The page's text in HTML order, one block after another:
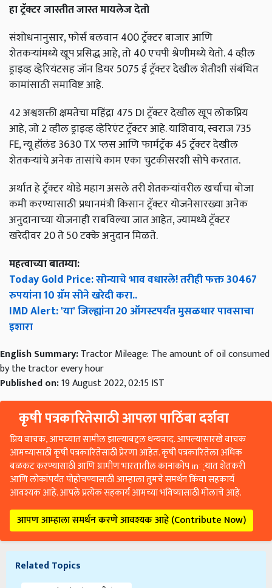
हा ट्रॅक्टर जास्तीत जास्त मायलेज देतो
संशोधनानुसार, फोर्स बलवान 400 ट्रॅक्टर बाजार आणि
शेतकऱ्यांमध्ये खूप प्रसिद्ध आहे, तो 40 एचपी श्रेणीमध्ये येतो. 4 व्हील
ड्राइव्ह व्हेरियंटसह जॉन डियर 5075 ई ट्रॅक्टर देखील शेतीशी संबंधित
कामांसाठी समाविष्ट आहे.
42 अश्वशक्ती क्षमतेचा महिंद्रा 475 DI ट्रॅक्टर देखील खूप लोकप्रिय
आहे, जो 2 व्हील ड्राइव्ह व्हेरिएंट ट्रॅक्टर आहे. याशिवाय, स्वराज 735
FE, न्यू हॉलंड 3630 TX प्लस आणि फार्मट्रॅक 45 ट्रॅक्टर देखील
शेतकर्‍यांचे अनेक तासांचे काम एका चुटकीसरशी सोपे करतात.
अर्थात हे ट्रॅक्टर थोडे महाग असले तरी शेतकऱ्यांवरील खर्चाचा बोजा
कमी करण्यासाठी प्रधानमंत्री किसान ट्रॅक्टर योजनेसारख्या अनेक
अनुदानाच्या योजनाही राबविल्या जात आहेत, ज्यामध्ये ट्रॅक्टर
खरेदीवर 20 ते 50 टक्के अनुदान मिळते.
महत्वाच्या बातम्या:
Today Gold Price: सोन्याचे भाव वधारले! तरीही फक्त 30467
रुपयांना 10 ग्रॅम सोने खरेदी करा..
IMD Alert: 'या' जिल्ह्यांना 20 ऑगस्टपर्यंत मुसळधार पावसाचा
इशारा
English Summary:Tractor Mileage: The amount of oil consumed
by the tractor every hour
Published on:19 August 2022, 02:15 IST
कृषी पत्रकारितेसाठी आपला पाठिंबा दर्शवा
प्रिय वाचक, आमच्यात सामील झाल्याबद्दल धन्यवाद. आपल्यासारखे वाचक
आमच्यासाठी कृषी पत्रकारितेसाठी प्रेरणा आहेत. कृषी पत्रकारितेला अधिक
बळकट करण्यासाठी आणि ग्रामीण भारतातील कानाकोप in्यात शेतकरी
आणि लोकांपर्यंत पोहोचण्यासाठी आम्हाला तुमचे समर्थन किंवा सहकार्य
आवश्यक आहे. आपले प्रत्येक सहकार्य आमच्या भविष्यासाठी मोलाचे आहे.
आपण आम्हाला समर्थन करणे आवश्यक आहे (Contribute Now)
Related Topics